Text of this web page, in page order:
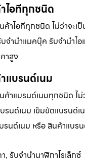
ไอทีทุกชนิด
าไอทีทุกชนิด ไม่ว่าจะเ
จำนำแมคบุ๊ค รับจำนำไ
าสูง
แบรนด์เนม
ค้าแบรนด์เนมทุกชนิด ไม่
รนด์เนม เข็มขัดแบรนด์เ
นด์เนม หรือ สินค้าแบร
, รับจำนำนาฬิกาโรเล็กซ์